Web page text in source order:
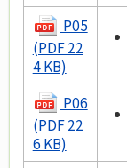
P05
(PDF 22
4 KB)
P06
(PDF 22
6 KB)